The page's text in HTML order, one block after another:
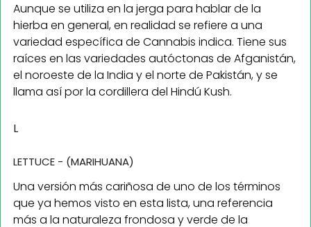
Aunque se utiliza en la jerga para hablar de la
hierba en general, en realidad se refiere a una
variedad específica de Cannabis indica. Tiene sus
raíces en las variedades autóctonas de Afganistán,
el noroeste de la India y el norte de Pakistán, y se
llama así por la cordillera del Hindú Kush.
L
LETTUCE - (MARIHUANA)
Una versión más cariñosa de uno de los términos
que ya hemos visto en esta lista, una referencia
más a la naturaleza frondosa y verde de la